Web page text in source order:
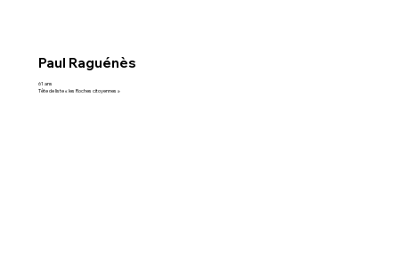
Paul Raguénès
61 ans
Tête de liste « les Roches citoyennes »